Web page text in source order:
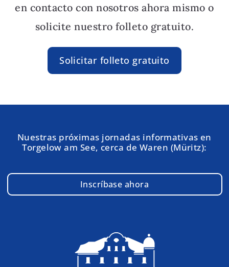
en contacto con nosotros ahora mismo o
solicite nuestro folleto gratuito.
Solicitar folleto gratuito
Nuestras próximas jornadas informativas en
Torgelow am See, cerca de Waren (Müritz):
Inscríbase ahora